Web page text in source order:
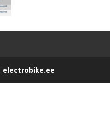
electrobike.ee